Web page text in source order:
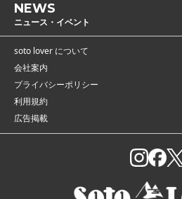
NEWS
ニュース・イベント
soto lover について
会社案内
プライバシーポリシー
利用規約
広告掲載